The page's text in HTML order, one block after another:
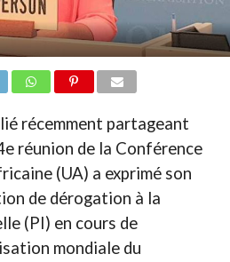
récemment partageant
réunion de la Conférence
(UA) a exprimé son
de dérogation à la
(PI) en cours de
mondiale du